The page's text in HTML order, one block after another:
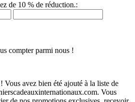
de 10 % de réduction.:
compter parmi nous !
avez bien été ajouté à la liste de
Vous